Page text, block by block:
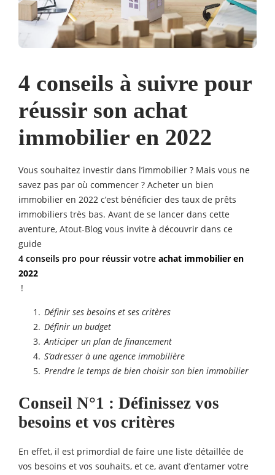
4 conseils à suivre pour
réussir son achat
immobilier en 2022
Vous souhaitez investir dans l’immobilier ? Mais vous ne
savez pas par où commencer ? Acheter un bien
immobilier en 2022 c’est bénéficier des taux de prêts
immobiliers très bas. Avant de se lancer dans cette
aventure, Atout-Blog vous invite à découvrir dans ce
guide
4 conseils pro pour réussir votre achat immobilier en
2022
!
Définir ses besoins et ses critères
Définir un budget
Anticiper un plan de financement
S’adresser à une agence immobilière
Prendre le temps de bien choisir son bien immobilier
Conseil N°1 : Définissez vos
besoins et vos critères
En effet, il est primordial de faire une liste détaillée de
vos besoins et vos souhaits, et ce, avant d’entamer votre